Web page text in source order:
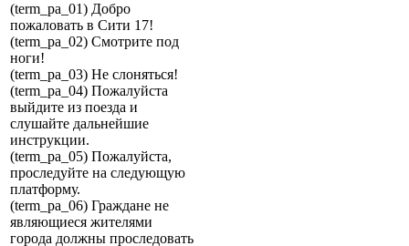
(term_pa_01) Добро
пожаловать в Сити 17!
(term_pa_02) Смотрите под
ноги!
(term_pa_03) Не слоняться!
(term_pa_04) Пожалуйста
выйдите из поезда и
слушайте дальнейшие
инструкции.
(term_pa_05) Пожалуйста,
проследуйте на следующую
платформу.
(term_pa_06) Граждане не
являющиеся жителями
города должны проследовать